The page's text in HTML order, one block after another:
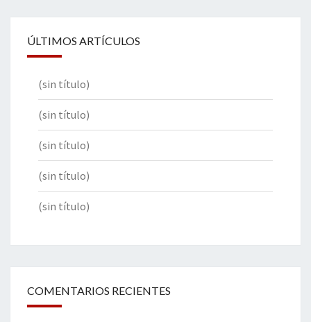
ÚLTIMOS ARTÍCULOS
(sin título)
(sin título)
(sin título)
(sin título)
(sin título)
COMENTARIOS RECIENTES